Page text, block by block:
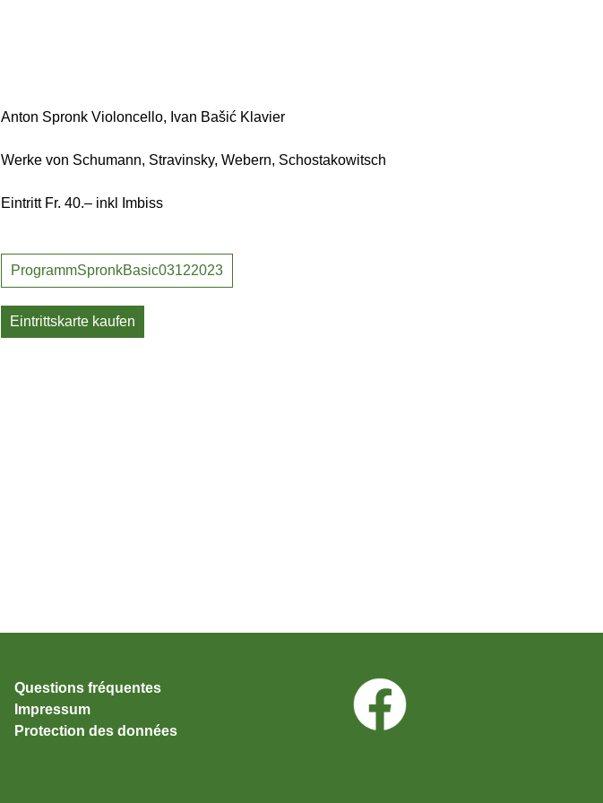
Anton Spronk Violoncello, Ivan Bašić Klavier
Werke von Schumann, Stravinsky, Webern, Schostakowitsch
Eintritt Fr. 40.– inkl Imbiss
ProgrammSpronkBasic03122023
Eintrittskarte kaufen
Questions fréquentes
Impressum
Protection des données